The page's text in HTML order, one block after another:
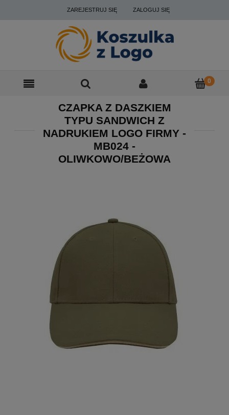
ZAREJESTRUJ SIĘ ZALOGUJ SIĘ
CZAPKA Z DASZKIEM
TYPU SANDWICH Z
NADRUKIEM LOGO FIRMY -
MB024 -
OLIWKOWO/BEŻOWA